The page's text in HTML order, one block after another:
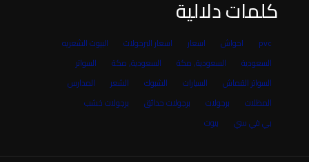
كلمات دلالية
pvc احواش اسعار اسعار البرجولات
البيوت الشعريه
السعودية
السعودية, مكة السعودية, مكة
السواتر
السواتر القماش
السيارات الشبوك الشعر
المدارس
المظلات
برجولات برجولات حدائق
برجولات خشب
بي في سي
بيوت